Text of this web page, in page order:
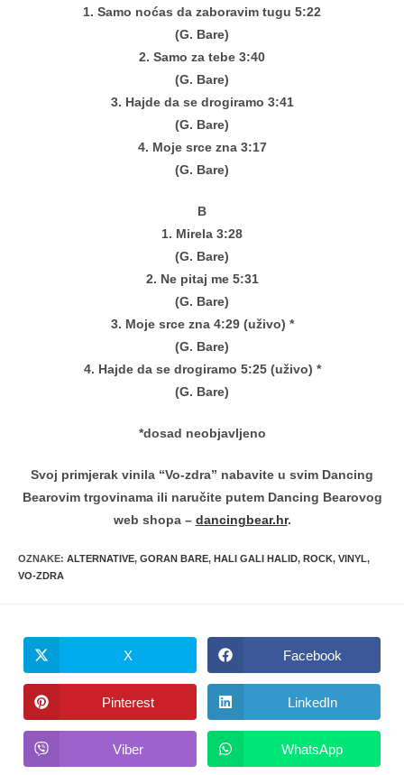
1. Samo noćas da zaboravim tugu 5:22
(G. Bare)
2. Samo za tebe 3:40
(G. Bare)
3. Hajde da se drogiramo 3:41
(G. Bare)
4. Moje srce zna 3:17
(G. Bare)
B
1. Mirela 3:28
(G. Bare)
2. Ne pitaj me 5:31
(G. Bare)
3. Moje srce zna 4:29 (uživo) *
(G. Bare)
4. Hajde da se drogiramo 5:25 (uživo) *
(G. Bare)
*dosad neobjavljeno
Svoj primjerak vinila “Vo-zdra” nabavite u svim Dancing
Bearovim trgovinama ili naručite putem Dancing Bearovog
web shopa – dancingbear.hr.
OZNAKE: ALTERNATIVE, GORAN BARE, HALI GALI HALID, ROCK, VINYL,
VO-ZDRA
Opens
in
a
new
window
X
Opens
in
a
new
window
Facebook
Opens
in
a
new
window
Pinterest
Opens
in
a
new
window
LinkedIn
Opens
in
Viber
Opens
in
WhatsApp